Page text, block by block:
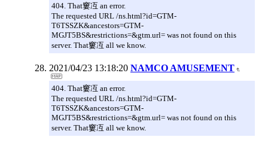
404. That窶冱 an error.
The requested URL /ns.html?id=GTM-
T6TSSZK&ancestors=GTM-
MGJT5BS&restrictions=&gtm.url= was not found on this
server. That窶冱 all we know.
2021/04/23 13:18:20 NAMCO AMUSEMENT
404. That窶冱 an error.
The requested URL /ns.html?id=GTM-
T6TSSZK&ancestors=GTM-
MGJT5BS&restrictions=&gtm.url= was not found on this
server. That窶冱 all we know.